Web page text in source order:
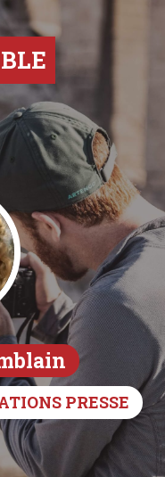
PRESSE